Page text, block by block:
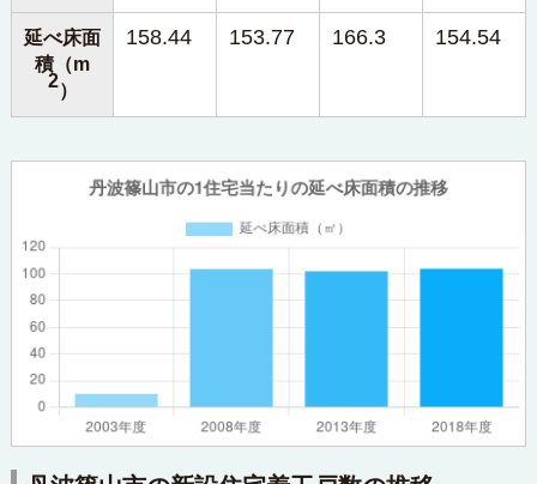
延べ床面
積（m
2）
158.44 153.77 166.3 154.54